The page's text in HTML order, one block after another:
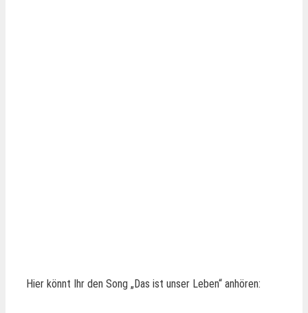
Hier könnt Ihr den Song „Das ist unser Leben“ anhören: